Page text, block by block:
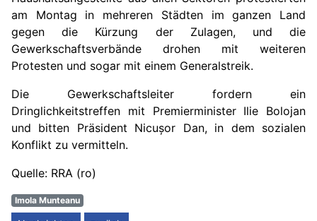
am Montag in mehreren Städten im ganzen Land
gegen die Kürzung der Zulagen, und die
Gewerkschaftsverbände drohen mit weiteren
Protesten und sogar mit einem Generalstreik.
Die Gewerkschaftsleiter fordern ein
Dringlichkeitstreffen mit Premierminister Ilie Bolojan
und bitten Präsident Nicușor Dan, in dem sozialen
Konflikt zu vermitteln.
Quelle: RRA (ro)
Imola Munteanu